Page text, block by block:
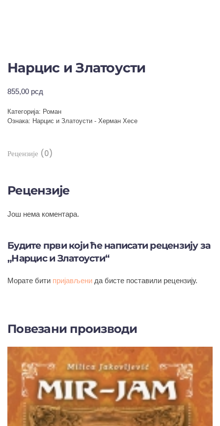
Нарцис и Златоусти
855,00 рсд
Категорија: Роман
Ознака: Нарцис и Златоусти - Херман Хесе
Рецензије (0)
Рецензије
Још нема коментара.
Будите први који ће написати рецензију за
„Нарцис и Златоусти“
Морате бити пријављени да бисте поставили рецензију.
Повезани производи